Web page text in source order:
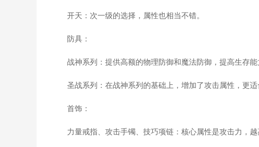
开天：次一级的选择，属性也相当不错。
防具：
战神系列：提供高额的物理防御和魔法防御，提高生存能
圣战系列：在战神系列的基础上，增加了攻击属性，更适
首饰：
力量戒指、攻击手镯、技巧项链：核心属性是攻击力，越